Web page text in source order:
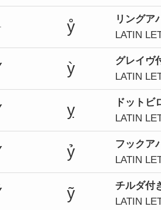
ẙ
リングア
LATIN
ỳ
グレイヴ
LATIN
ỵ ドット ビ
LATIN
ỷ フックア
LATIN
ỹ
チルダ付
LATIN